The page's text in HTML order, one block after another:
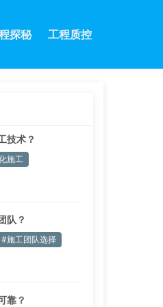
探秘 工程质控
技术？
施工
队？
#施工团队选择
靠？